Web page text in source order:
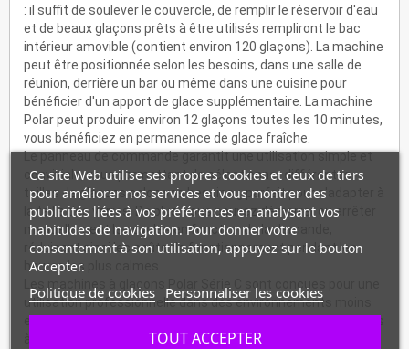
: il suffit de soulever le couvercle, de remplir le réservoir d'eau
et de beaux glaçons prêts à être utilisés rempliront le bac
intérieur amovible (contient environ 120 glaçons). La machine
peut être positionnée selon les besoins, dans une salle de
réunion, derrière un bar ou même dans une cuisine pour
bénéficier d'un apport de glace supplémentaire. La machine
Polar peut produire environ 12 glaçons toutes les 10 minutes,
vous bénéficiez en permanence de glace fraîche.
Le panneau de commande garantit une utilisation simple et
conviviale, vous permettant de sélectionner différentes
tailles de glaçons selon vos besoins ¿ parfait pour s'adapter à
la taille des verres. De plus, vous pouvez démarrer ou arrêter
manuellement les cycles en fonction de la demande,
réduisant ainsi les coûts de fonctionnement pendant les
heures les plus calmes.
utilisation professionnelle dans des environnements moins
à petite échelle ou pour les zones où le raccordement à l'eau
Ce site Web utilise ses propres cookies et ceux de tiers
pour améliorer nos services et vous montrer des
publicités liées à vos préférences en analysant vos
habitudes de navigation. Pour donner votre
consentement à son utilisation, appuyez sur le bouton
Accepter.
Politique de cookies Personnaliser les cookies
TOUT ACCEPTER